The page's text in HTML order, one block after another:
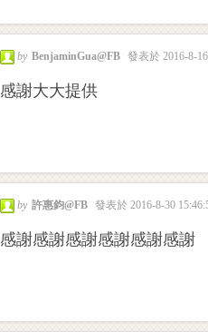
by BenjaminGua@FB 發表於 2016-8-
感謝大大提供
by 許惠鈞@FB 發表於 2016-8-30
感謝感謝感謝感謝感謝感謝